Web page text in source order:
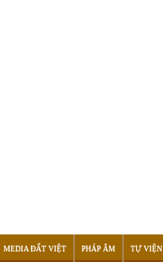
MEDIA ĐẤT VIỆT PHÁP ÂM TỰ VIỆN